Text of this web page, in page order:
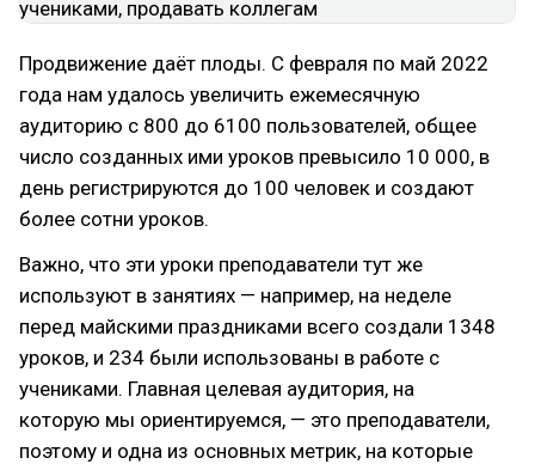
Продвижение даёт плоды. С февраля по май 2022
года нам удалось увеличить ежемесячную
аудиторию с 800 до 6100 пользователей, общее
число созданных ими уроков превысило 10 000, в
день регистрируются до 100 человек и создают
более сотни уроков.
Важно, что эти уроки преподаватели тут же
используют в занятиях — например, на неделе
перед майскими праздниками всего создали 1348
уроков, и 234 были использованы в работе с
учениками. Главная целевая аудитория, на
которую мы ориентируемся, — это преподаватели,
поэтому и одна из основных метрик, на которые